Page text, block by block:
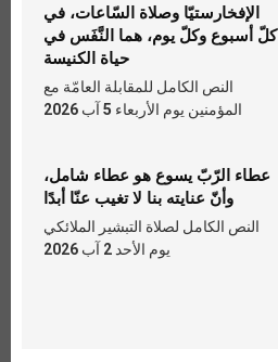
الإفخارستيّا وصلاة السّاعات، في
كلّ أسبوع وكلّ يوم، هما النَّفَس في
حياة الكنيسة
النص الكامل للمقابلة العامّة مع
المؤمنين يوم الأربعاء 5 آب 2026
عطاء الرّبّ يسوع هو عطاء شامل،
وأنّ عنايته بنا لا تغيب عنّا أبدًا
النص الكامل لصلاة التبشير الملائكي
يوم الأحد 2 آب 2026